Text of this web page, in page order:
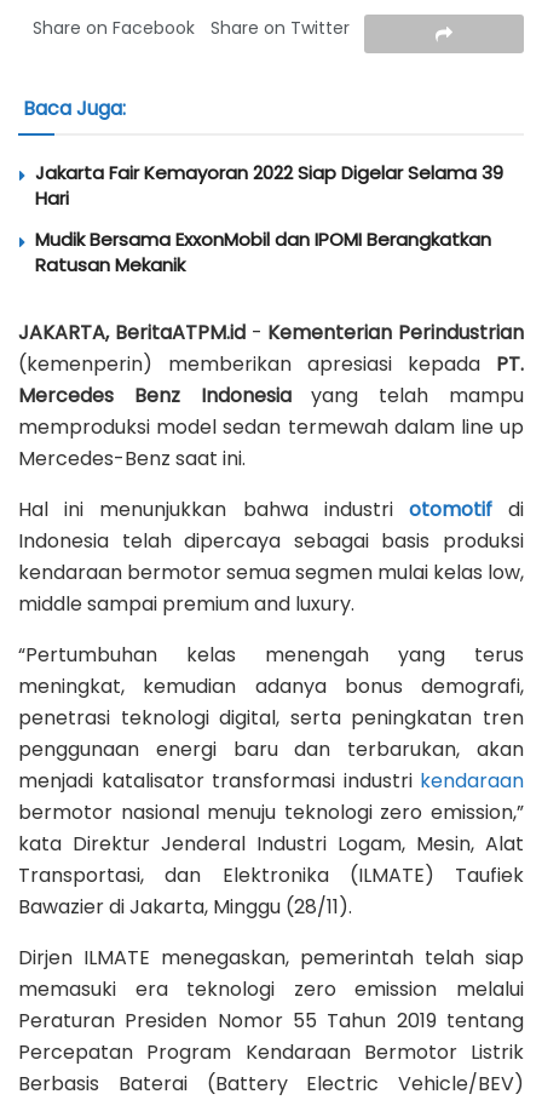
Share on Facebook Share on Twitter
Baca Juga:
Jakarta Fair Kemayoran 2022 Siap Digelar Selama 39
Hari
Mudik Bersama ExxonMobil dan IPOMI Berangkatkan
Ratusan Mekanik
JAKARTA, BeritaATPM.id- Kementerian Perindustrian
(kemenperin) memberikan apresiasi kepada PT.
Mercedes Benz Indonesiayang telah mampu
memproduksi model sedan termewah dalam line up
Mercedes-Benz saat ini.
Hal ini menunjukkan bahwa industri otomotif di
Indonesia telah dipercaya sebagai basis produksi
kendaraan bermotor semua segmen mulai kelas low,
middle sampai premium and luxury.
“Pertumbuhan kelas menengah yang terus
meningkat, kemudian adanya bonus demografi,
penetrasi teknologi digital, serta peningkatan tren
penggunaan energi baru dan terbarukan, akan
menjadi katalisator transformasi industrikendaraan
bermotor nasional menuju teknologi zero emission,”
kata Direktur Jenderal Industri Logam, Mesin, Alat
Transportasi, dan Elektronika (ILMATE) Taufiek
Bawazier di Jakarta, Minggu (28/11).
Dirjen ILMATE menegaskan, pemerintah telah siap
memasuki era teknologi zero emission melalui
Peraturan Presiden Nomor 55 Tahun 2019 tentang
Percepatan Program Kendaraan Bermotor Listrik
Berbasis Baterai (Battery Electric Vehicle/BEV)